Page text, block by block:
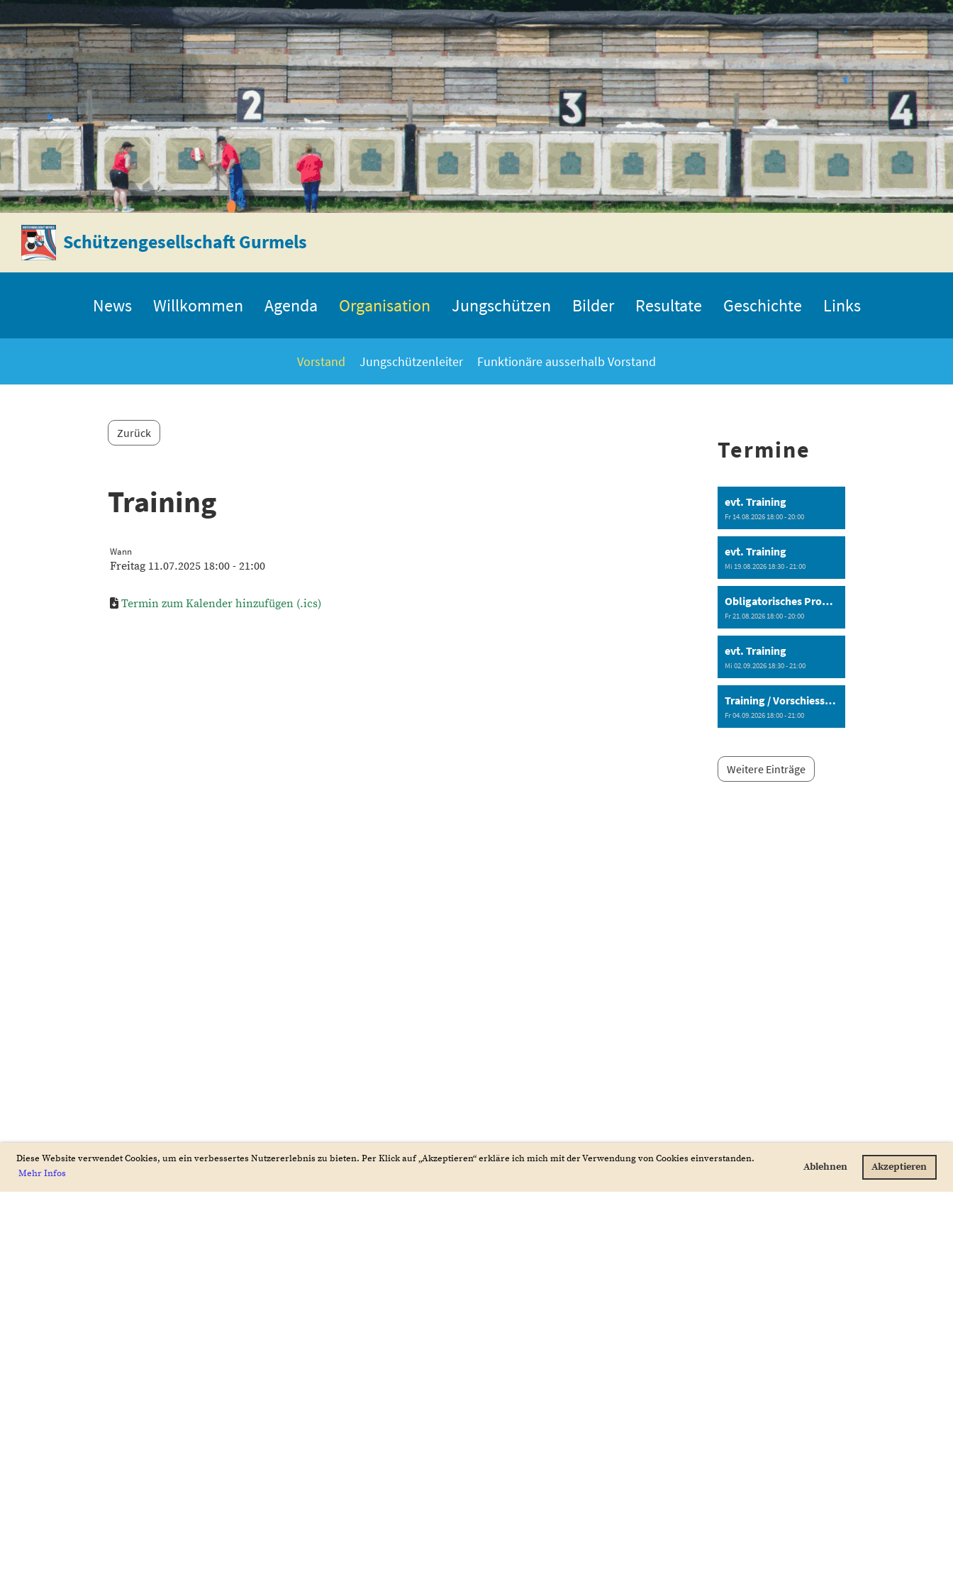
Diese Website verwendet Cookies, um ein verbessertes Nutzererlebnis zu bieten. Per Klick auf „Akzeptieren“ erkläre ich mich mit der Verwendung von Cookies einverstanden.
Mehr Infos
Ablehnen Akzeptieren
Schützengesellschaft Gurmels
News Willkommen Agenda Organisation Jungschützen Bilder Resultate Geschichte Links
Vorstand Jungschützenleiter Funktionäre ausserhalb Vorstand
Zurück
Training
Wann
Freitag 11.07.2025 18:00 - 21:00
Termin zum Kalender hinzufügen (.ics)
Termine
evt. Training
Fr 14.08.2026 18:00 - 20:00
evt. Training
Mi 19.08.2026 18:30 - 21:00
Obligatorisches Programm
Fr 21.08.2026 18:00 - 20:00
evt. Training
Mi 02.09.2026 18:30 - 21:00
Training / Vorschiessen Ausschiessen
Fr 04.09.2026 18:00 - 21:00
Weitere Einträge